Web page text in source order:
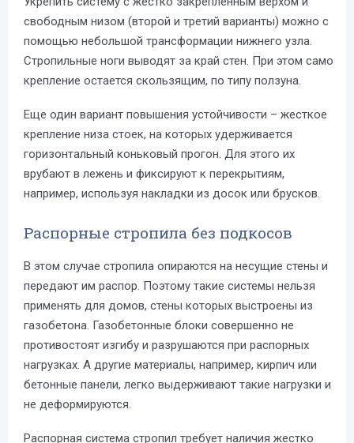
свободным низом (второй и третий варианты) можно с
помощью небольшой трансформации нижнего узла.
Стропильные ноги выводят за край стен. При этом само
крепление остается скользящим, по типу ползуна.
Еще один вариант повышения устойчивости – жесткое
крепление низа стоек, на которых удерживается
горизонтальный коньковый прогон. Для этого их
врубают в лежень и фиксируют к перекрытиям,
например, используя накладки из досок или брусков.
Распорные стропила без подкосов
В этом случае стропила опираются на несущие стены и
передают им распор. Поэтому такие системы нельзя
применять для домов, стены которых выстроены из
газобетона. Газобетонные блоки совершенно не
противостоят изгибу и разрушаются при распорных
нагрузках. А другие материалы, например, кирпич или
бетонные панели, легко выдерживают такие нагрузки и
не деформируются.
Распорная система стропил требует наличия жестко